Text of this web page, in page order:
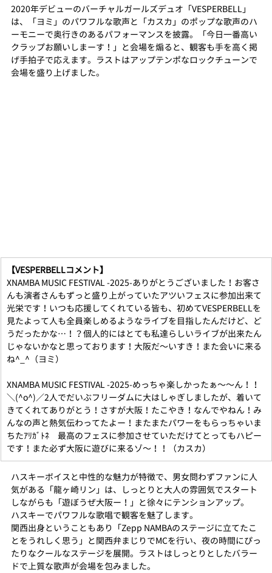
2020年デビューのバーチャルガールズデュオ「VESPERBELL」
は、「ヨミ」のパワフルな歌声と「カスカ」のポップな歌声のハ
ーモニーで奥行きのあるパフォーマンスを披露。「今日一番高い
クラップお願いしまーす！」と会場を煽ると、観客も手を高く掲
げ手拍子で応えます。ラストはアップテンポなロックチューンで
会場を盛り上げました。
【VESPERBELLコメント】
XNAMBA MUSIC FESTIVAL -2025-ありがとうございました！お客さ
んも演者さんもずっと盛り上がっていたアツいフェスに参加出来て
光栄です！いつも応援してくれている皆も、初めてVESPERBELLを
見たよって人も全員楽しめるようなライブを目指したんだけど、ど
うだったかな…！？個人的にはとても私達らしいライブが出来たん
じゃないかなと思っております！大阪だ〜いすき！また会いに来る
ね^_‎^（ヨミ）
XNAMBA MUSIC FESTIVAL -2025-めっちゃ楽しかったぁ〜〜ん！！
＼(^o^)／2人でだいぶフリーダムに大はしゃぎしましたが、着いて
きてくれてありがとう！さすが大阪！たこやき！なんでやねん！み
んなの声と熱気伝わってたよー！またまたパワーをもらっちゃいま
ちたｱﾘｶﾞﾄﾈ　最高のフェスに参加させていただけてとってもハピー
です！また必ず大阪に遊びに来るゾ〜！！（カスカ）
ハスキーボイスと中性的な魅力が特徴で、男女問わずファンに人
気がある「龍ヶ崎リン」は、しっとりと大人の雰囲気でスタート
しながらも「遊ぼうぜ大阪ー！」と徐々にテンションアップ。
ハスキーでパワフルな歌唱で観客を魅了します。
関西出身ということもあり「Zepp NAMBAのステージに立てたこ
とをうれしく思う」と関西弁まじりでMCを行い、夜の時間にぴっ
たりなクールなステージを展開。ラストはしっとりとしたバラー
ドで上質な歌声が会場を包みました。